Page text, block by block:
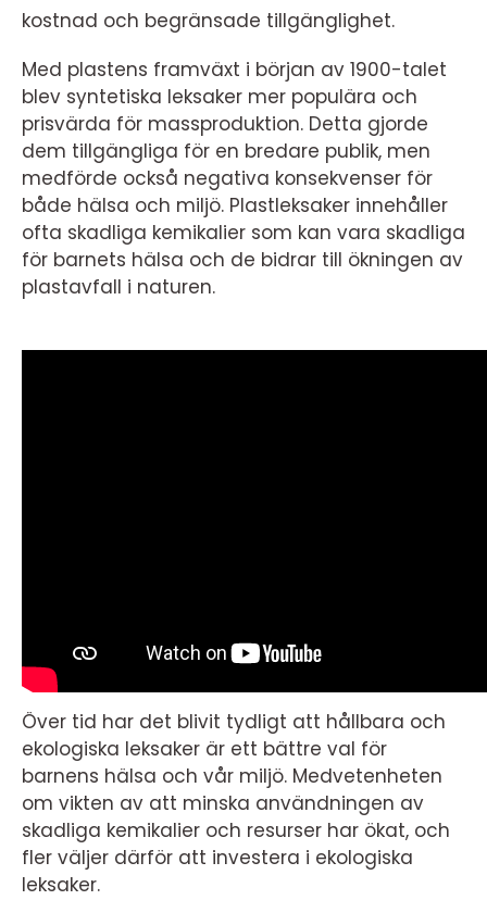
kostnad och begränsade tillgänglighet.
Med plastens framväxt i början av 1900-talet
blev syntetiska leksaker mer populära och
prisvärda för massproduktion. Detta gjorde
dem tillgängliga för en bredare publik, men
medförde också negativa konsekvenser för
både hälsa och miljö. Plastleksaker innehåller
ofta skadliga kemikalier som kan vara skadliga
för barnets hälsa och de bidrar till ökningen av
plastavfall i naturen.
Över tid har det blivit tydligt att hållbara och
ekologiska leksaker är ett bättre val för
barnens hälsa och vår miljö. Medvetenheten
om vikten av att minska användningen av
skadliga kemikalier och resurser har ökat, och
fler väljer därför att investera i ekologiska
leksaker.